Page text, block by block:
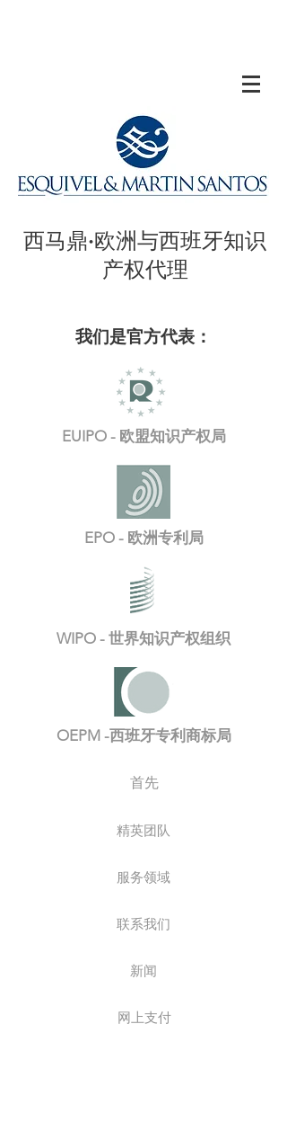
​西马鼎·欧洲与西班牙知识
产权代理
我们是官方代表：
EUIPO - 欧盟知识产权局
EPO - 欧洲专利局
WIPO - 世界知识产权组织
OEPM -西班牙专利商标局
首先
精英团队
服务领域
联系我们
新闻
网上支付